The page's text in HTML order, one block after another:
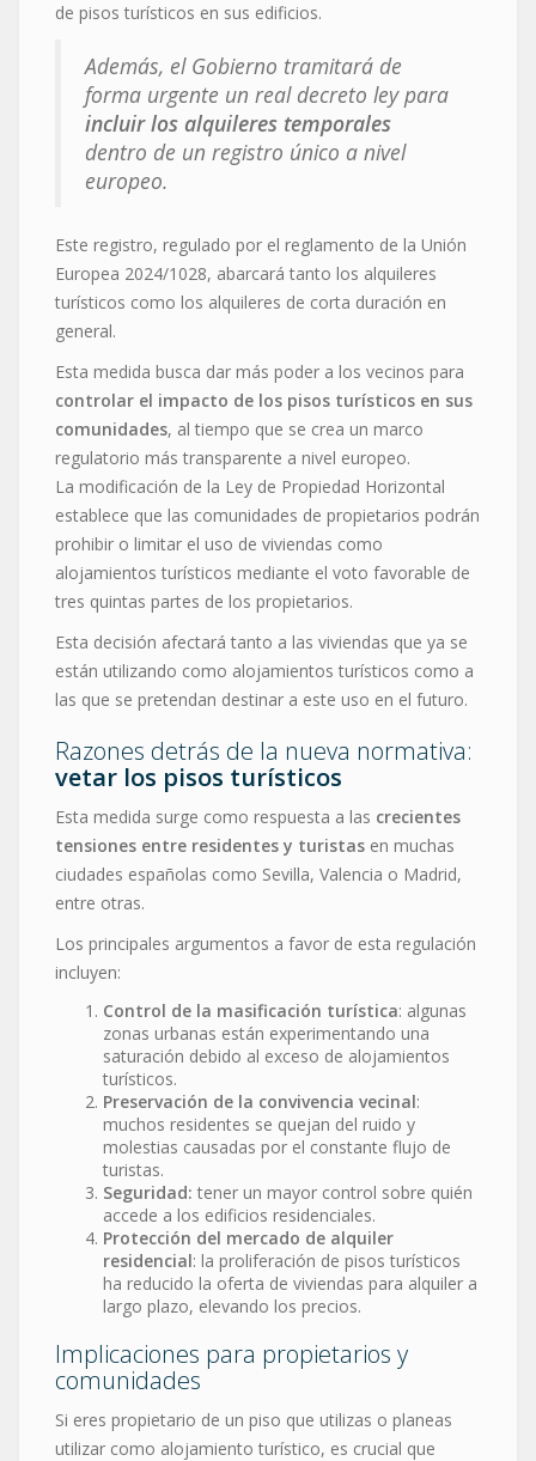
de pisos turísticos en sus edificios.
Además, el Gobierno tramitará de
forma urgente un real decreto ley para
incluir los alquileres temporales
dentro de un registro único a nivel
europeo.
Este registro, regulado por el reglamento de la Unión
Europea 2024/1028, abarcará tanto los alquileres
turísticos como los alquileres de corta duración en
general.
Esta medida busca dar más poder a los vecinos para
controlar el impacto de los pisos turísticos en sus
comunidades, al tiempo que se crea un marco
regulatorio más transparente a nivel europeo.
La modificación de la Ley de Propiedad Horizontal
establece que las comunidades de propietarios podrán
prohibir o limitar el uso de viviendas como
alojamientos turísticos mediante el voto favorable de
tres quintas partes de los propietarios.
Esta decisión afectará tanto a las viviendas que ya se
están utilizando como alojamientos turísticos como a
las que se pretendan destinar a este uso en el futuro.
Razones detrás de la nueva normativa:
vetar los pisos turísticos
Esta medida surge como respuesta a las crecientes
tensiones entre residentes y turistas en muchas
ciudades españolas como Sevilla, Valencia o Madrid,
entre otras.
Los principales argumentos a favor de esta regulación
incluyen:
Control de la masificación turística: algunas
zonas urbanas están experimentando una
saturación debido al exceso de alojamientos
turísticos.
Preservación de la convivencia vecinal:
muchos residentes se quejan del ruido y
molestias causadas por el constante flujo de
turistas.
Seguridad: tener un mayor control sobre quién
accede a los edificios residenciales.
Protección del mercado de alquiler
residencial: la proliferación de pisos turísticos
ha reducido la oferta de viviendas para alquiler a
largo plazo, elevando los precios.
Implicaciones para propietarios y
comunidades
Si eres propietario de un piso que utilizas o planeas
utilizar como alojamiento turístico, es crucial que